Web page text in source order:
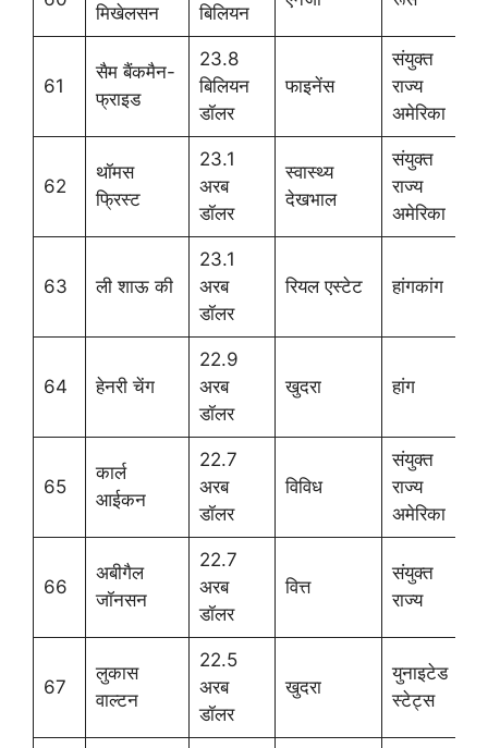
मिखेलसन बिलियन
61
सैम बैंकमैन-
फ्राइड
23.8
बिलियन
डॉलर
फाइनेंस
संयुक्त
राज्य
अमेरिका
62
थॉमस
फ्रिस्ट
23.1
अरब
डॉलर
स्वास्थ्य
देखभाल
संयुक्त
राज्य
अमेरिका
63 ली शाऊ की
23.1
अरब
डॉलर
रियल एस्टेट हांगकांग
64 हेनरी चेंग
22.9
अरब
डॉलर
खुदरा हांग
65
कार्ल
आईकन
22.7
अरब
डॉलर
विविध
संयुक्त
राज्य
अमेरिका
66
अबीगैल
जॉनसन
22.7
अरब
डॉलर
वित्त
संयुक्त
राज्य
67
लुकास
वाल्टन
22.5
अरब
डॉलर
खुदरा
युनाइटेड
स्टेट्स